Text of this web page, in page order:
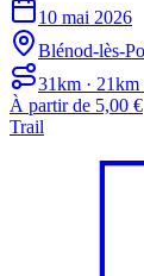
10 mai 2026
Blénod-lès-
31km · 21km
À partir de 5,00 €
Trail